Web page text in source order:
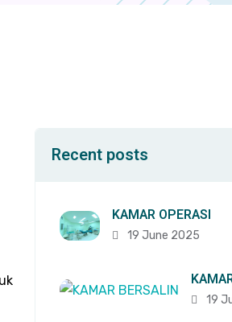
Recent posts
KAMAR OPERASI
19 June 2025
19